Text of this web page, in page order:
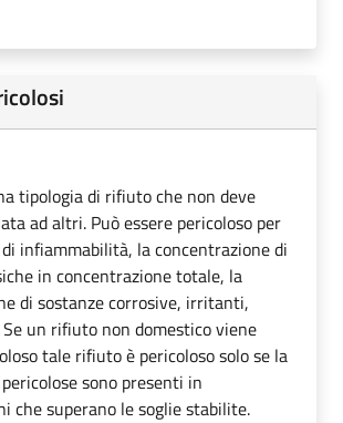
tipologia di rifiuto che non deve
ad altri. Può essere pericoloso per
infiammabilità, la concentrazione di
in concentrazione totale, la
di sostanze corrosive, irritanti,
Se un rifiuto non domestico viene
tale rifiuto è pericoloso solo se la
sono presenti in
che superano le soglie stabilite.